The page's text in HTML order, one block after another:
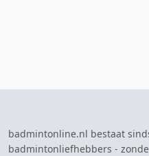
badmintonline.nl bestaat
badmintonliefhebbers -